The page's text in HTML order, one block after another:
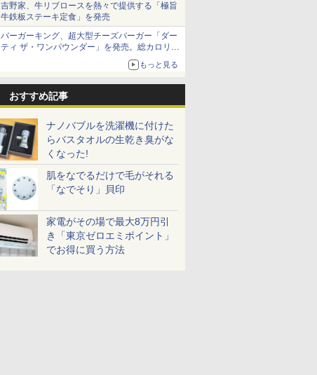
吉野家、牛リブロースを熱々で提供する「極旨
牛鉄板ステーキ定食」を発売
バーガーキング、超大型チーズバーガー「ダー
ティ ザ・ワンパウンダー」を発売。総カロリー
もっと見る
おすすめ記事
ナノバブルを洗濯機に付けた
らバスタオルの生乾き臭がな
くなった!
肌をなでるだけで毛がそれる
「なでそり」貝印
家電がその場で最大8万円引
き「東京ゼロエミポイント」
でお得に買う方法